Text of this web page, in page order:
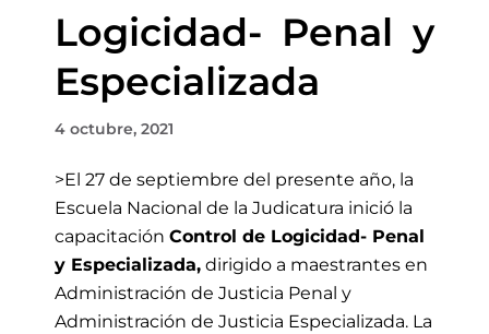
Logicidad- Penal y
Especializada
4 octubre, 2021
>El 27 de septiembre del presente año, la
Escuela Nacional de la Judicatura inició la
capacitación Control de Logicidad- Penal
y Especializada, dirigido a maestrantes en
Administración de Justicia Penal y
Administración de Justicia Especializada. La